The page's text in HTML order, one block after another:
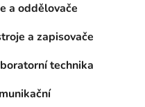
a oddělovače
a zapisovače
technika